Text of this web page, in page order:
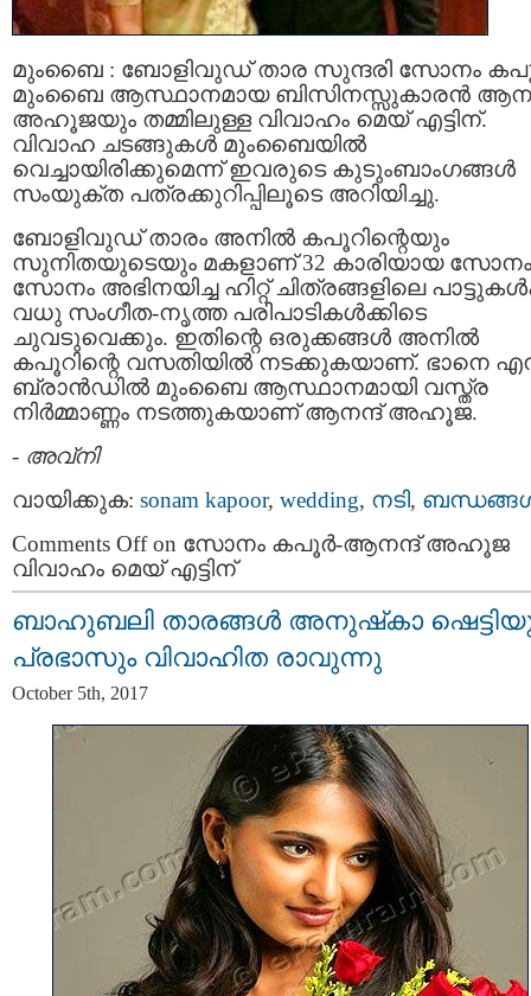
മുംബൈ : ബോളിവുഡ് താര സുന്ദരി സോനം
മുംബൈ ആസ്ഥാനമായ ബിസിനസ്സുകാരൻ
അഹൂജയും തമ്മിലുള്ള വിവാഹം മെയ് എട്ടിന്.
വിവാഹ ചടങ്ങുകൾ മുംബൈയിൽ
വെച്ചായിരിക്കുമെന്ന് ഇവരുടെ കുടുംബാംഗങ്ങൾ
സംയുക്ത പത്രക്കുറിപ്പിലൂടെ അറിയിച്ചു.
ബോളിവുഡ് താരം അനിൽ കപൂറിന്റെയും
സുനിതയുടെയും മകളാണ് 32 കാരിയായ
സോനം അഭിനയിച്ച ഹിറ്റ് ചിത്രങ്ങളിലെ
വധു സംഗീത-നൃത്ത പരിപാടികൾക്കിടെ
ചുവടുവെക്കും. ഇതിന്റെ ഒരുക്കങ്ങൾ അനിൽ
കപൂറിന്റെ വസതിയിൽ നടക്കുകയാണ്. ഭാനെ
ബ്രാൻഡിൽ മുംബൈ ആസ്ഥാനമായി വസ്ത്ര
നിർമ്മാണ്ണം നടത്തുകയാണ് ആനന്ദ് അഹൂജ.
- അവ്നി
വായിക്കുക: sonam kapoor, wedding, നടി,
Comments Offon സോനം കപൂർ-ആനന്ദ് അഹൂജ
വിവാഹം മെയ് എട്ടിന്
ബാഹുബലി താരങ്ങള്‍ അനുഷ്‌കാ
പ്രഭാസും വിവാഹിത രാവുന്നു
October 5th, 2017